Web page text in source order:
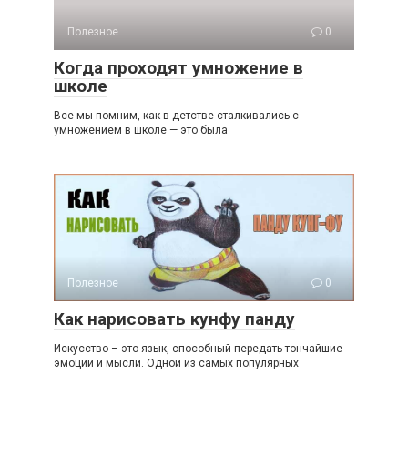
Полезное 0
Когда проходят умножение в
школе
Все мы помним, как в детстве сталкивались с
умножением в школе — это была
Полезное 0
Как нарисовать кунфу панду
Искусство – это язык, способный передать тончайшие
эмоции и мысли. Одной из самых популярных